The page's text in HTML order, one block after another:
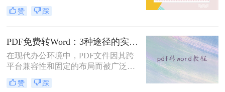
识别）技术提取文字并转换为可编辑
的Word格式。那么扫描pdf怎么转换
5种主流方案，助您高效完成转换。
赞 踩
PDF免费转Word：3种途径的实际费用、限制和效果对比！
在现代办公环境中，PDF文件因其跨
平台兼容性和固定的布局而被广泛使
用。然而，在需要对内容进行编辑
时，我们往往需要将其转换为Word文
赞 踩